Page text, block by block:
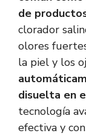
de
clorador
olores
la piel y los
disuelta en
tecnología
efectiva y